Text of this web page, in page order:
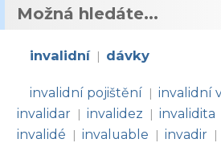
Možná hledáte...
invalidní | dávky
invalidní pojištění | invalidní
invalidar | invalidez | invalidita
invalidé | invaluable | invadir |